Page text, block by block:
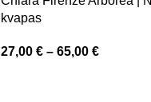
kvapas
27,00 € – 65,00 €